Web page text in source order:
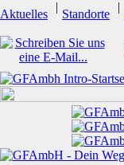
Aktuelles
|
Standorte
|